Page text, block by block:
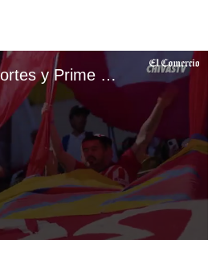
Telemundo Deportes y Prime VIDEO EN VIVO — ver transmisión Chivas de Guadalajara vs. Cruz Azul por Fútbol Tv y Online